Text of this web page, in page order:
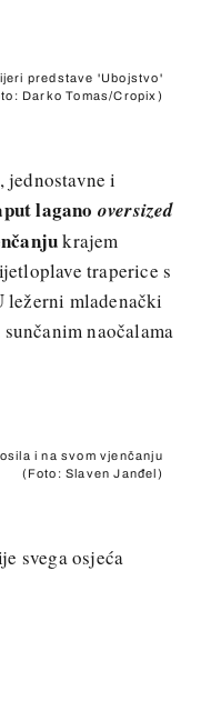
predstave 'Ubojstvo'
Darko Tomas/Cropix)
jednostavne i
lagano oversized
krajem
traperice s
ležerni mladenački
naočalama
i na svom vjenčanju
(Foto: Slaven Janđel)
svega osjeća